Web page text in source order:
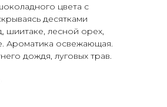
цвета с
десятками
шиитаке, лесной орех,
Ароматика освежающая.
дождя, луговых трав.